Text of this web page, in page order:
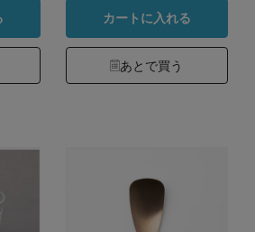
カートに入れる
あとで買う